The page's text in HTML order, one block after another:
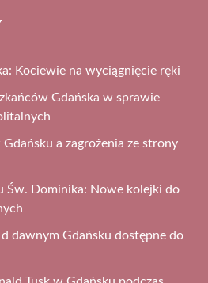
Kociewie na wyciągnięcie ręki
Gdańska w sprawie
a zagrożenia ze strony
Św. Dominika: Nowe kolejki do
dawnym Gdańsku dostępne do